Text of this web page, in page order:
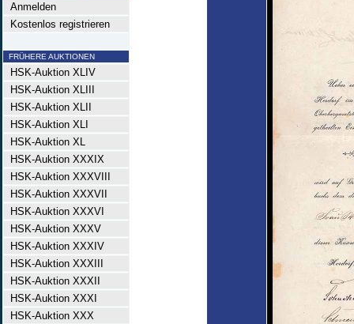
Anmelden
Kostenlos registrieren
FRÜHERE AUKTIONEN
HSK-Auktion XLIV
HSK-Auktion XLIII
HSK-Auktion XLII
HSK-Auktion XLI
HSK-Auktion XL
HSK-Auktion XXXIX
HSK-Auktion XXXVIII
HSK-Auktion XXXVII
HSK-Auktion XXXVI
HSK-Auktion XXXV
HSK-Auktion XXXIV
HSK-Auktion XXXIII
HSK-Auktion XXXII
HSK-Auktion XXXI
HSK-Auktion XXX